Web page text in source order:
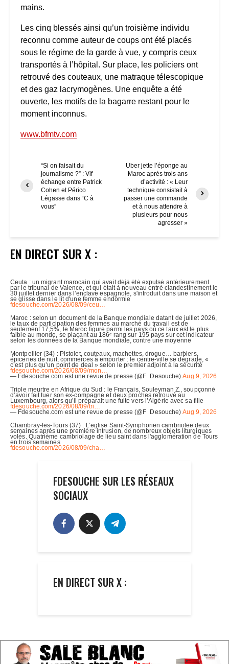
mains.
Les cinq blessés ainsi qu’un troisième individu
reconnu comme auteur de coups ont été placés
sous le régime de la garde à vue, y compris ceux
transportés à l’hôpital. Sur place, les policiers ont
retrouvé des couteaux, une matraque télescopique
et des gaz lacrymogènes. Une enquête a été
ouverte, les motifs de la bagarre restant pour le
moment inconnus.
www.bfmtv.com
“Si on faisait du
journalisme ?” : Vif
échange entre Patrick
Cohen et Périco
Légasse dans “C à
vous”
Uber jette l’éponge au
Maroc après trois ans
d’activité : « Leur
technique consistait à
passer une commande
et à nous attendre à
plusieurs pour nous
agresser »
EN DIRECT SUR X :
FDESOUCHE SUR LES RÉSEAUX
SOCIAUX
EN DIRECT SUR X :